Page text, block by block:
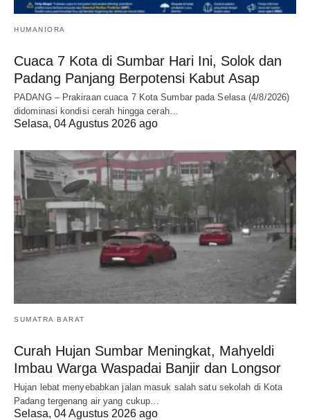
HUMANIORA
Cuaca 7 Kota di Sumbar Hari Ini, Solok dan
Padang Panjang Berpotensi Kabut Asap
PADANG – Prakiraan cuaca 7 Kota Sumbar pada Selasa (4/8/2026)
didominasi kondisi cerah hingga cerah…
Selasa, 04 Agustus 2026 ago
SUMATRA BARAT
Curah Hujan Sumbar Meningkat, Mahyeldi
Imbau Warga Waspadai Banjir dan Longsor
Hujan lebat menyebabkan jalan masuk salah satu sekolah di Kota
Padang tergenang air yang cukup…
Selasa, 04 Agustus 2026 ago